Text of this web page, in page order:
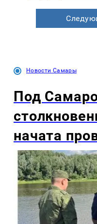
Новости Самары
Под
начата